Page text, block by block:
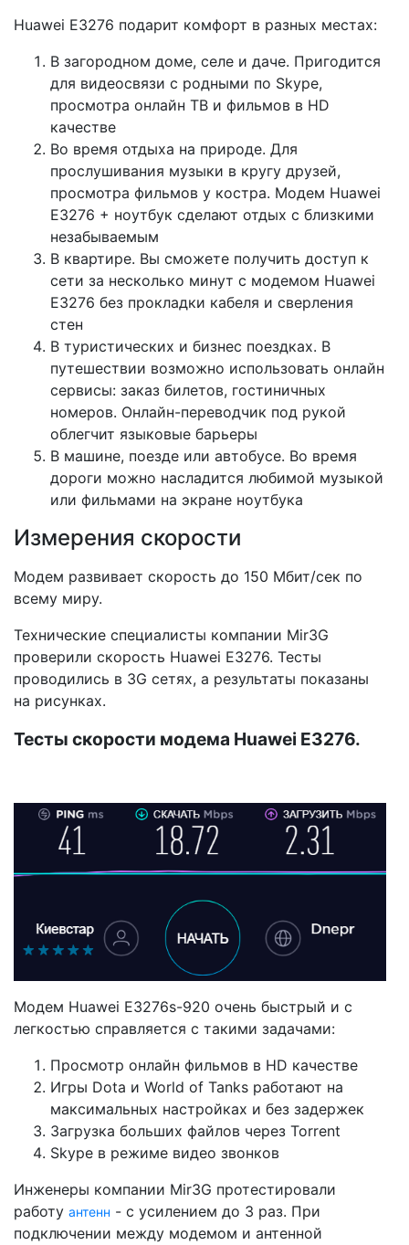
Huawei E3276 подарит комфорт в разных местах:
В загородном доме, селе и даче. Пригодится
для видеосвязи с родными по Skype,
просмотра онлайн ТВ и фильмов в HD
качестве
Во время отдыха на природе. Для
прослушивания музыки в кругу друзей,
просмотра фильмов у костра. Модем Huawei
E3276 + ноутбук сделают отдых с близкими
незабываемым
В квартире. Вы сможете получить доступ к
сети за несколько минут с модемом Huawei
E3276 без прокладки кабеля и сверления
стен
В туристических и бизнес поездках. В
путешествии возможно использовать онлайн
сервисы: заказ билетов, гостиничных
номеров. Онлайн-переводчик под рукой
облегчит языковые барьеры
В машине, поезде или автобусе. Во время
дороги можно насладится любимой музыкой
или фильмами на экране ноутбука
Измерения скорости
Модем развивает скорость до 150 Мбит/сек по
всему миру.
Технические специалисты компании Mir3G
проверили скорость Huawei E3276. Тесты
проводились в 3G сетях, а результаты показаны
на рисунках.
Тесты скорости модема Huawei E3276.
Модем Huawei E3276s-920 очень быстрый и с
легкостью справляется с такими задачами:
Просмотр онлайн фильмов в HD качестве
Игры Dota и World of Tanks работают на
максимальных настройках и без задержек
Загрузка больших файлов через Torrent
Skype в режиме видео звонков
Инженеры компании Mir3G протестировали
работу антенн - с усилением до 3 раз. При
подключении между модемом и антенной